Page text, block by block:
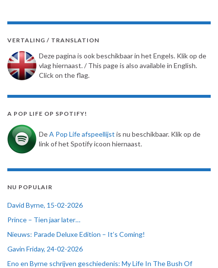
VERTALING / TRANSLATION
Deze pagina is ook beschikbaar in het Engels. Klik op de
vlag hiernaast. / This page is also available in English.
Click on the flag.
A POP LIFE OP SPOTIFY!
DeA Pop Life afspeellijst is nu beschikbaar. Klik op de
link of het Spotify icoon hiernaast.
NU POPULAIR
David Byrne, 15-02-2026
Prince – Tien jaar later…
Nieuws: Parade Deluxe Edition – It’s Coming!
Gavin Friday, 24-02-2026
Eno en Byrne schrijven geschiedenis: My Life In The Bush Of